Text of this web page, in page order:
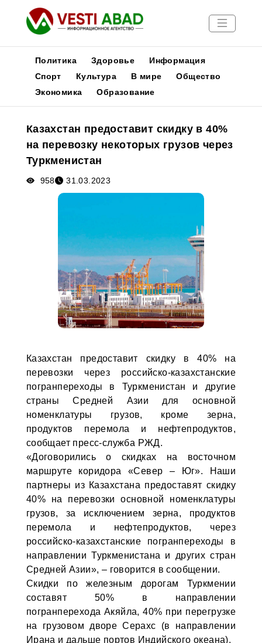
Новости
Медиа
Афиша
Политика Здоровье
Информация
Спорт
Культура В мире
Общество
Экономика
Образование
Казахстан предоставит скидку в 40%
на перевозку некоторых грузов через
Туркменистан
958 31.03.2023
Казахстан предоставит скидку в 40% на
перевозки через российско-казахстанские
погранпереходы в Туркменистан и другие
страны Средней Азии для основной
номенклатуры грузов, кроме зерна,
продуктов перемола и нефтепродуктов,
сообщает пресс-служба РЖД.
«Договорились о скидках на восточном
маршруте коридора «Север – Юг». Наши
партнеры из Казахстана предоставят скидку
40% на перевозки основной номенклатуры
грузов, за исключением зерна, продуктов
перемола и нефтепродуктов, через
российско-казахстанские погранпереходы в
направлении Туркменистана и других стран
Средней Азии», – говорится в сообщении.
Скидки по железным дорогам Туркмении
составят 50% в направлении
погранперехода Акяйла, 40% при перегрузке
на грузовом дворе Серахс (в направлении
Ирана и дальше портов Индийского океана).